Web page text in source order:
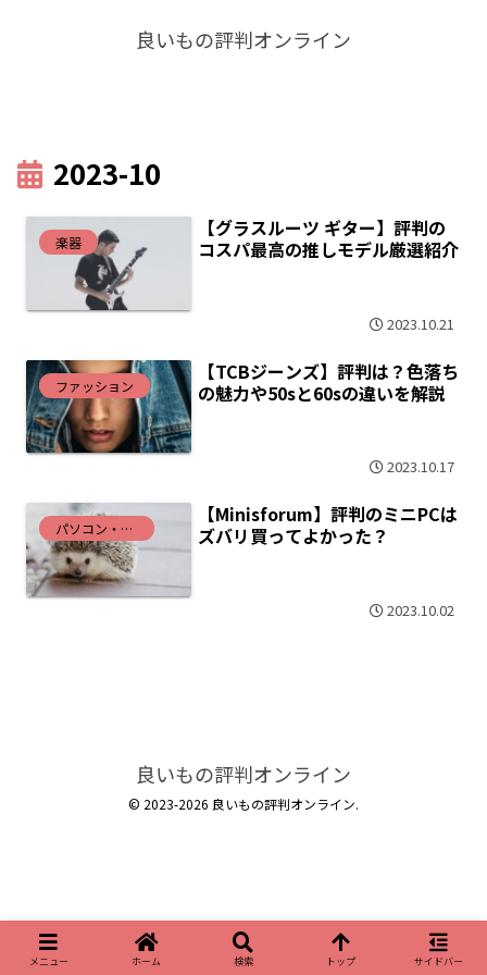
良いもの評判オンライン
2023-10
楽器
【グラスルーツ ギター】評判の
コスパ最高の推しモデル厳選紹介
2023.10.21
ファッション
【TCBジーンズ】評判は？色落ち
の魅力や50sと60sの違いを解説
2023.10.17
パソコン・インターネット
【Minisforum】評判のミニPCは
ズバリ買ってよかった？
2023.10.02
良いもの評判オンライン
© 2023-2026 良いもの評判オンライン.
メニュー ホーム 検索 トップ サイドバー